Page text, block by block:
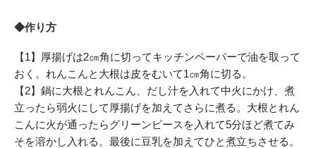
◆作り方
【1】厚揚げは2㎝角に切ってキッチンペーパーで油を取って
おく。れんこんと大根は皮をむいて1㎝角に切る。
【2】鍋に大根とれんこん、だし汁を入れて中火にかけ、煮
立ったら弱火にして厚揚げを加えてさらに煮る。大根とれん
こんに火が通ったらグリーンピースを入れて5分ほど煮てみ
そを溶かし入れる。最後に豆乳を加えてひと煮立ちさせる。